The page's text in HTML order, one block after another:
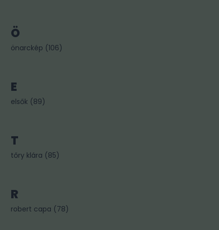
Ö
önarckép (106)
E
elsők (89)
T
tőry klára (85)
R
robert capa (78)